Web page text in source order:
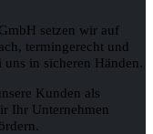
setzen wir auf
termingerecht und
uns in sicheren Händen.
Kunden als
Ihr Unternehmen